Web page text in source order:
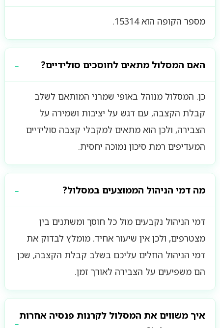
מספר הקופה הוא 15314.
האם המסלול מתאים לחוסכים סולידיים?
כן. המסלול מנוהל באופי שמרני המותאם לשלב
קבלת הקצבה, עם דגש על יציבות ושמירה על
הצבירה, ולכן הוא מתאים למקבלי קצבה סולידיים
המעדיפים רמת סיכון נמוכה יחסית.
מה דמי הניהול הממוצעים במסלול?
דמי הניהול נקבעים מול כל חוסך ומשתנים בין
מצטרפים, ולכן אין שיעור אחיד. מומלץ לבדוק את
דמי הניהול החלים עליכם בשלב קבלת הקצבה, שכן
הם משפיעים על הצבירה לאורך זמן.
איך משווים את המסלול לקרנות פנסיה אחרות